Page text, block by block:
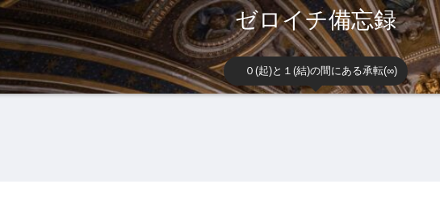
ゼロイチ備忘録
０(起)と１(結)の間にある承転(∞)